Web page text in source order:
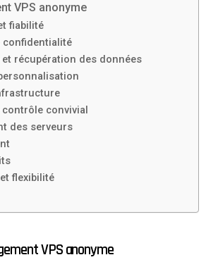
VPS anonyme
fiabilité
confidentialité
et récupération des données
contrôle convivial
des serveurs
flexibilité
VPS anonyme